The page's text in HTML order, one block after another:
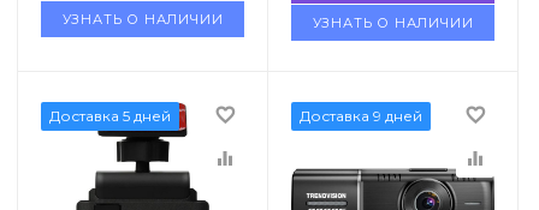
УЗНАТЬ О НАЛИЧИИ УЗНАТЬ О НАЛИЧИИ
Доставка 5 дней
favorite_border
equalizer
Доставка 9 дней
favorite_border
equalizer